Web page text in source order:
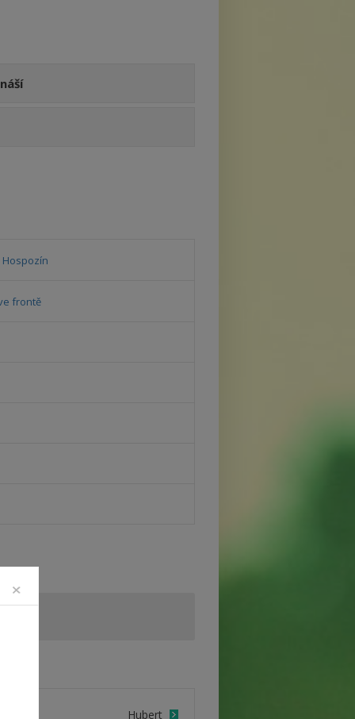
Hospozín
frontě
Hubert
×